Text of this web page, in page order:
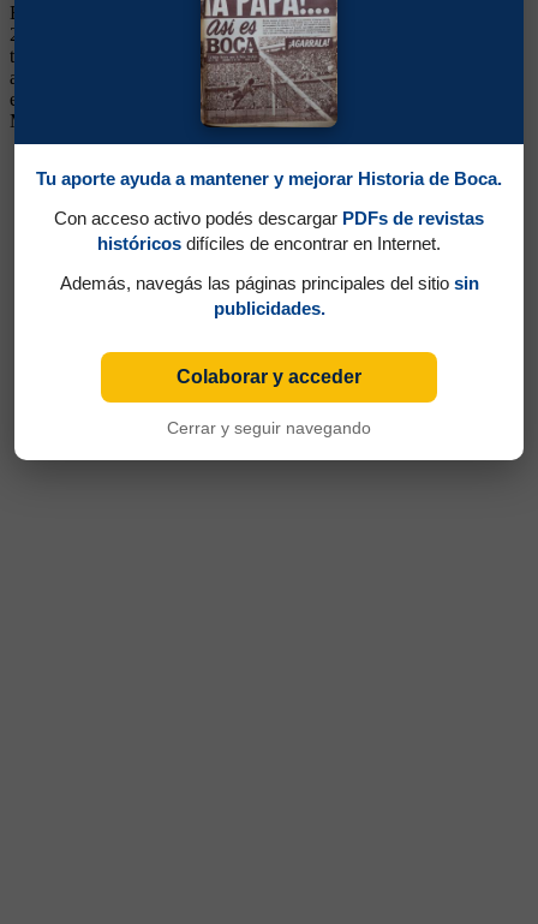
Enganche. Ganó 3 títulos (Apertura 2000, Libertadores 2000 y
2001). Surgido de las Inferiores. Cerebral, talentoso y con buena
técnica, lo hizo debutar Bianchi como alternativa a Riquelme. Tuvo
algunos buenos partidos, pero no logró afirmarse. Siguió su carrera
en Banfield, Jaguares de Chiapas (México), Junior, Independiente
Medellín, Cartagena e Independiente Santa Fe (los 4 de Colombia)
Tu aporte ayuda a mantener y mejorar Historia de Boca.
Con acceso activo podés descargar PDFs de revistas
históricos difíciles de encontrar en Internet.
Además, navegás las páginas principales del sitio sin
publicidades.
Colaborar y acceder
Cerrar y seguir navegando